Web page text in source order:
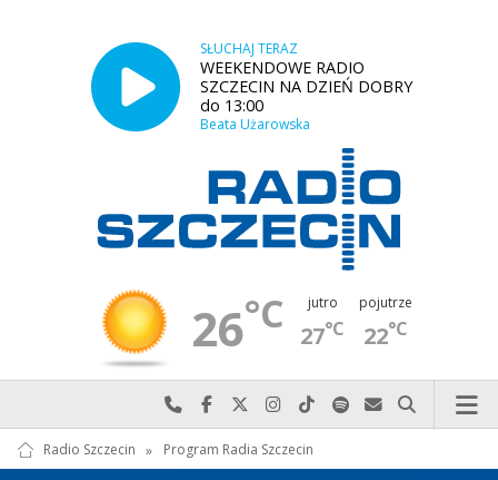
SŁUCHAJ TERAZ
WEEKENDOWE RADIO
SZCZECIN NA DZIEŃ DOBRY
do 13:00
Beata Użarowska
26°C jutro
27°C
pojutrze
22°C
Najlepiej po prostu do nas zadzwoń
Odwiedź nas na Facebook-u
Odwiedź nas na X
Odwiedź nas na Instagram-ie
Odwiedź nas na TikTok-u
Szukaj nas na Spotify
Wyślij do nas
Szukaj
Radio Szczecin » Program Radia Szczecin